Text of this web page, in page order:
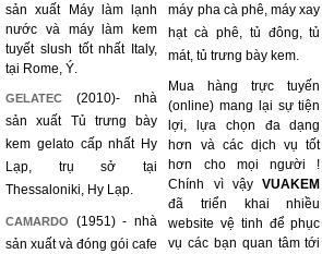
sản xuất Máy làm lạnh
nước và máy làm kem
tuyết slush tốt nhất Italy,
tại Rome, Ý.
GELATEC (2010)- nhà
sản xuất Tủ trưng bày
kem gelato cấp nhất Hy
Lạp, trụ sở tại
Thessaloniki, Hy Lạp.
CAMARDO
(1951) - nhà
sản xuất và đóng gói cafe
máy pha cà phê, máy xay
hạt cà phê, tủ đông, tủ
mát, tủ trưng bày kem.
Mua hàng trực tuyến
(online) mang lại sự tiện
lợi, lựa chọn đa dạng
hơn và các dịch vụ tốt
hơn cho mọi người !
Chính vì vậyVUAKEM
đã triển khai nhiều
website vệ tinh để phục
vụ các bạn quan tâm tới